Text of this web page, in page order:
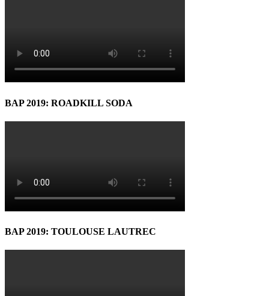
BAP 2019: ROADKILL SODA
BAP 2019: TOULOUSE LAUTREC